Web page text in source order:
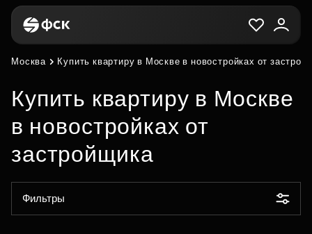
Москва Купить квартиру в Москве в новостройках от
Купить квартиру в Москве
в новостройках от
застройщика
Фильтры